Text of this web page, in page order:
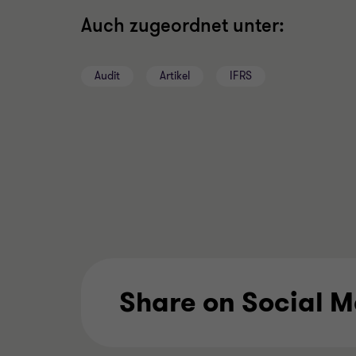
Auch zugeordnet unter:
Audit Artikel IFRS
Share on Social